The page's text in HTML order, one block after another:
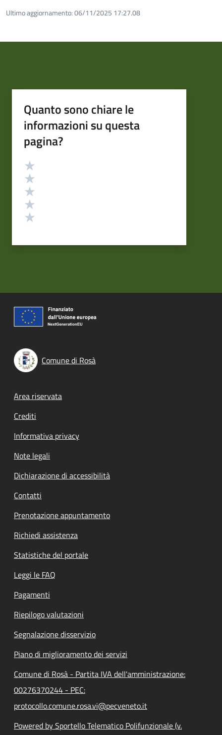
Ultimo aggiornamento:06/11/2025 17:27.08
Quanto sono chiare le
informazioni su questa
pagina?
Valutazione
Comune di Rosà
Footer menu
Area riservata
Crediti
Informativa privacy
Note legali
Dichiarazione di accessibilità
Contatti
Prenotazione appuntamento
Richiedi assistenza
Statistiche del portale
Leggi le FAQ
Pagamenti
Riepilogo valutazioni
Segnalazione disservizio
Piano di miglioramento dei servizi
Comune di Rosà - Partita IVA dell'amministrazione:
00276370244 - PEC:
protocollo.comune.rosa.vi@pecveneto.it
Powered by Sportello Telematico Polifunzionale (v.